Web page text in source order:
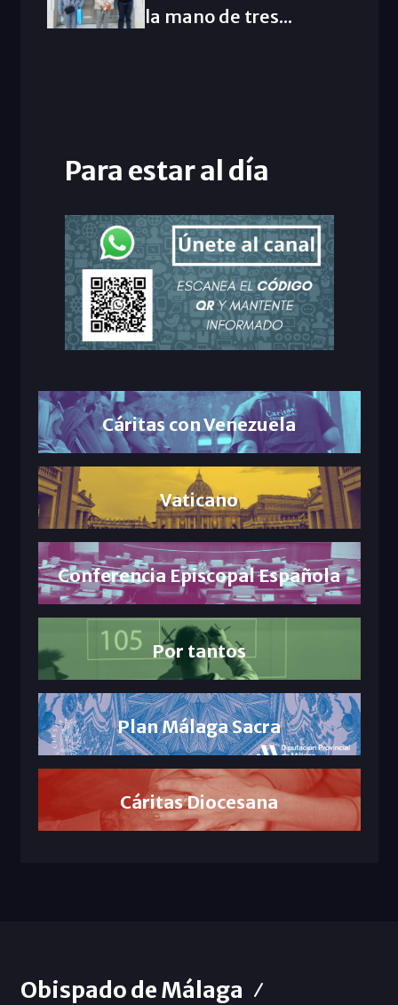
la mano de tres...
Para estar al día
Cáritas con Venezuela
Vaticano
Conferencia Episcopal Española
Por tantos
Plan Málaga Sacra
Cáritas Diocesana
Obispado de Málaga